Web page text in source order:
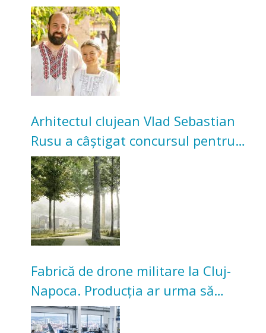
Acum cultivă legume în grădina
bunicilor
Arhitectul clujean Vlad Sebastian
Rusu a câștigat concursul pentru
transformarea Grădinii Casei
Universitarilor
Fabrică de drone militare la Cluj-
Napoca. Producția ar urma să
înceapă în toamna acestui an